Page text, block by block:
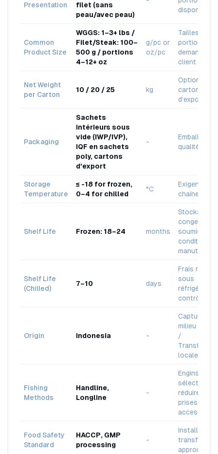
Presentation
filet (sans
peau/avec peau)
disponibles
Common
Product Size
WGGS: 1–3+ lbs /
Filet/Steak: 100–
500 g / portions
4–12+ oz
g/pc or
oz/pc
Tailles de
portion
demande du
client
Net Weight
per Carton
10 / 20 / 25 kg
Options de
cartons
Packaging
Sachets
intérieurs sous
vide (IWP/IVP),
IQF en sachets
poly, cartons
d'export
-
Emballage
qualité
Storage
Temperature
≤ -18 for frozen,
0–4 for chilled
°C
Exigence
chaîne du
Shelf Life Frozen: 18–24 months
Stockage
congelé ;
soumis aux
conditions
manutention
Shelf Life
(Chilled)
7–10 days
Frais
sous
réfrigération
contrôlée
Origin Indonesia -
Capturé en
milieu
/
locale
Fishing
Methods
Handline,
Longline
-
Engins
sélectifs
réduire les
prises
accessoires
Food Safety
Standard
HACCP, GMP
processing
-
Installation
approuvée